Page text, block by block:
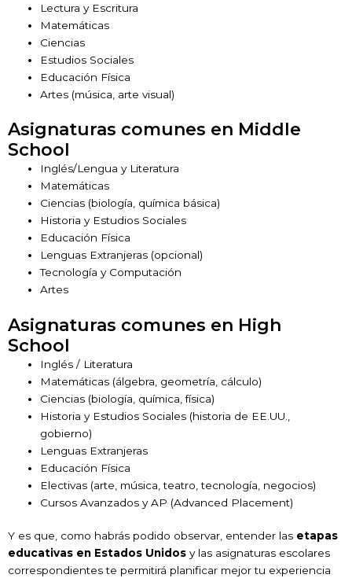
Lectura y Escritura
Matemáticas
Ciencias
Estudios Sociales
Educación Física
Artes (música, arte visual)
Asignaturas comunes en Middle
School
Inglés/Lengua y Literatura
Matemáticas
Ciencias (biología, química básica)
Historia y Estudios Sociales
Educación Física
Lenguas Extranjeras (opcional)
Tecnología y Computación
Artes
Asignaturas comunes en High
School
Inglés / Literatura
Matemáticas (álgebra, geometría, cálculo)
Ciencias (biología, química, física)
Historia y Estudios Sociales (historia de EE.UU.,
gobierno)
Lenguas Extranjeras
Educación Física
Electivas (arte, música, teatro, tecnología, negocios)
Cursos Avanzados y AP (Advanced Placement)
Y es que, como habrás podido observar, entender las etapas
educativas en Estados Unidos y las asignaturas escolares
correspondientes te permitirá planificar mejor tu experiencia